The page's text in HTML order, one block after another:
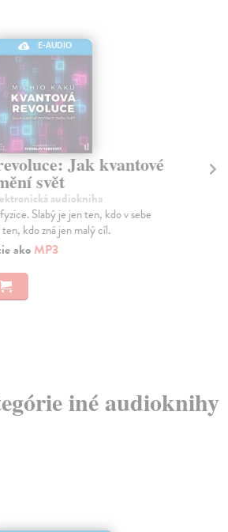
E-AUDIO
Jak kvantové
svět
audiokniha
Slabý je jen ten, kdo v sebe
kdo zná jen malý cíl.
akoMP3
iné audioknihy